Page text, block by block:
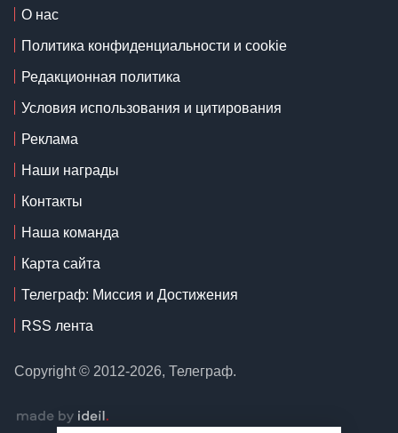
О нас
Политика конфиденциальности и cookie
Редакционная политика
Условия использования и цитирования
Реклама
Наши награды
Контакты
Наша команда
Карта сайта
Телеграф: Миссия и Достижения
RSS лента
Copyright © 2012-2026, Телеграф.